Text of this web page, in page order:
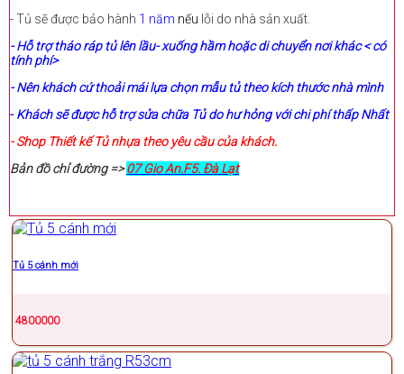
- Tủ sẽ được bảo hành 1 năm nếu lỗi do nhà sản xuất.
- Hỗ trợ tháo ráp tủ lên lầu- xuống hầm hoặc di chuyển nơi khác < có
tính phí>
- Nên khách cứ thoải mái lựa chọn mẫu tủ theo kích thước nhà mình
-Khách sẽ được hỗ trợ sửa chữa Tủ do hư hỏng với chi phí thấp Nhất
- Shop Thiết kế Tủ nhựa theo yêu cầu của khách.
Bản đồ chỉ đường => 07 Gio An.F5. Đà Lạt
Tủ 5 cánh mới
4800000